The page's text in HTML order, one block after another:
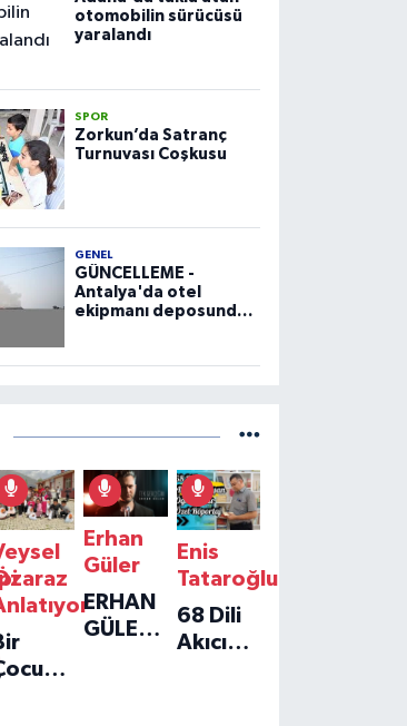
otomobilin sürücüsü
yaralandı
SPOR
Zorkun’da Satranç
Turnuvası Coşkusu
GENEL
GÜNCELLEME -
Antalya'da otel
ekipmanı deposunda
Erhan
Güler
ERHAN
GÜLER'IN
Enis
Tataroğlu
68 Dili
Akıcı